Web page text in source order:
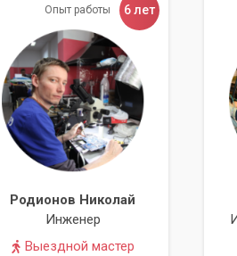
ваших компьютеров,
учитывая ваш бюджет и
продлить срок службы
повысить эффективность работы
Опыт работы 6 лет
Родионов Николай
Инженер
Выездной мастер